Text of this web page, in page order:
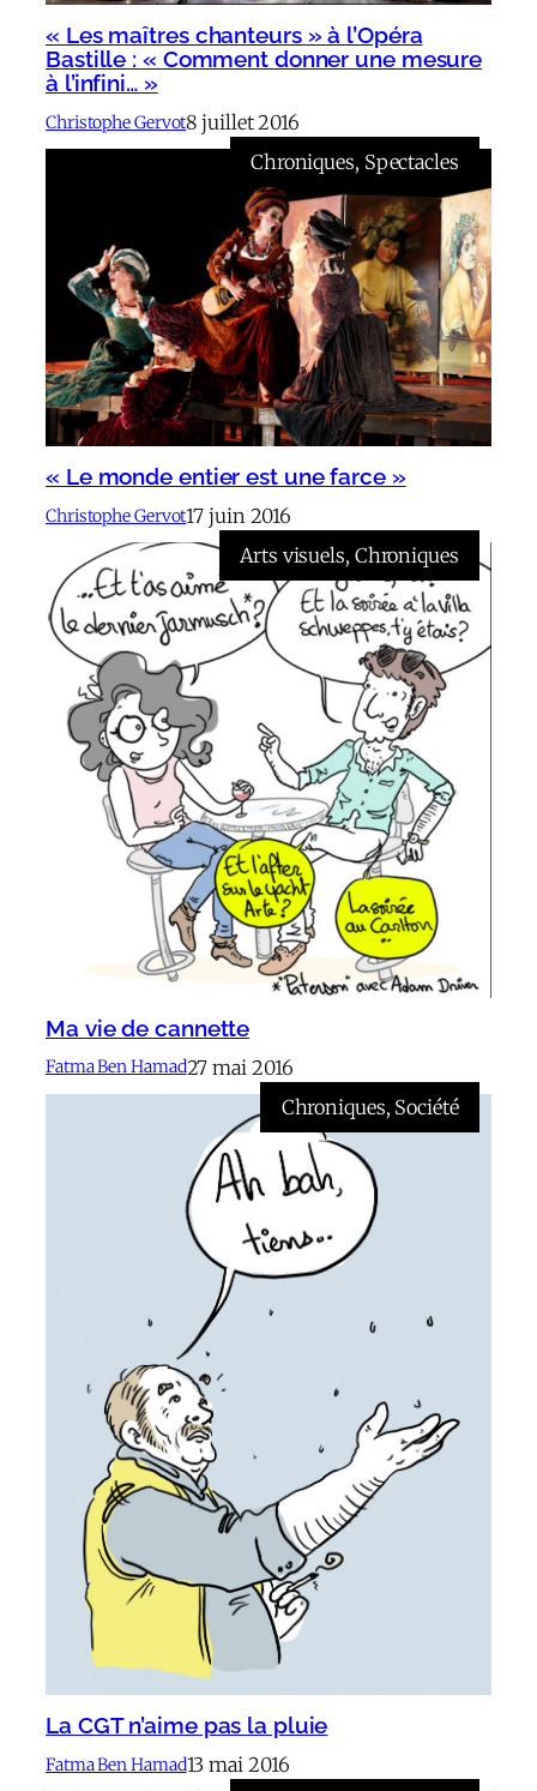
« Les maîtres chanteurs » à l’Opéra
Bastille : « Comment donner une mesure
à l’infini… »
Christophe Gervot8 juillet 2016
Chroniques, Spectacles
« Le monde entier est une farce »
Christophe Gervot17 juin 2016
Arts visuels, Chroniques
Ma vie de cannette
Fatma Ben Hamad27 mai 2016
Chroniques, Société
La CGT n’aime pas la pluie
Fatma Ben Hamad13 mai 2016